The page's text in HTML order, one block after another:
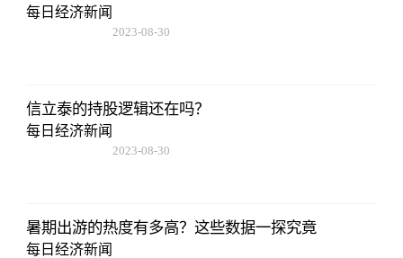
每日经济新闻
2023-08-30
信立泰的持股逻辑还在吗？
每日经济新闻
2023-08-30
暑期出游的热度有多高？这些数据一探究竟
每日经济新闻